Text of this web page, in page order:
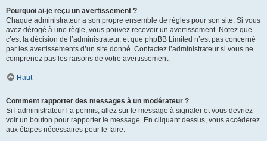
Pourquoi ai-je reçu un avertissement ?
Chaque administrateur a son propre ensemble de règles pour son site. Si vous
avez dérogé à une règle, vous pouvez recevoir un avertissement. Notez que
c’est la décision de l’administrateur, et que phpBB Limited n’est pas concerné
par les avertissements d’un site donné. Contactez l’administrateur si vous ne
comprenez pas les raisons de votre avertissement.
Haut
Comment rapporter des messages à un modérateur ?
Si l’administrateur l’a permis, allez sur le message à signaler et vous devriez
voir un bouton pour rapporter le message. En cliquant dessus, vous accéderez
aux étapes nécessaires pour le faire.